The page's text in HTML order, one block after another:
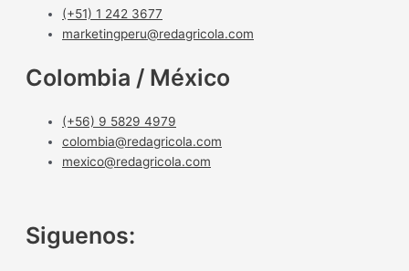
(+51) 1 242 3677
marketingperu@redagricola.com
Colombia / México
(+56) 9 5829 4979
colombia@redagricola.com
mexico@redagricola.com
Siguenos: